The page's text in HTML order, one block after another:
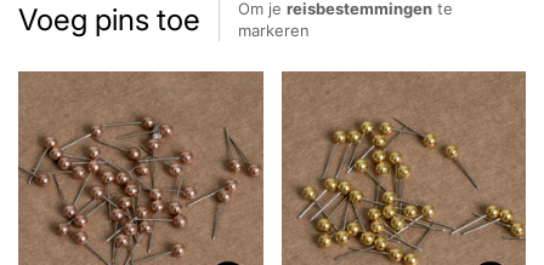
Voeg pins toe Om je reisbestemmingen te
markeren